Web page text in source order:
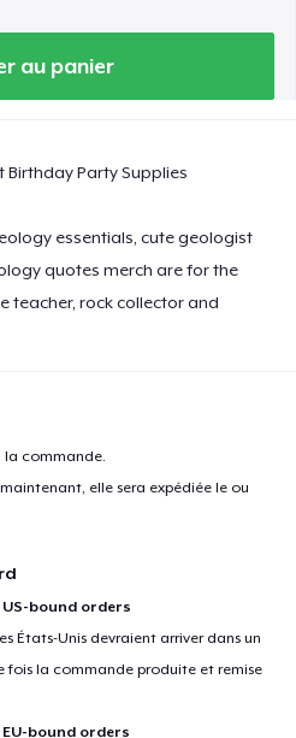
au panier
Birthday Party Supplies
essentials, cute geologist
quotes merch are for the
teacher, rock collector and
la commande.
elle sera expédiée le ou
bound orders
États-Unis devraient arriver dans un
fois la commande produite et remise
bound orders